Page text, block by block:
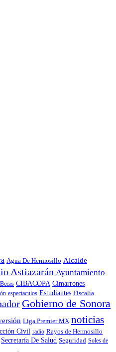
Agua De Hermosillo Alcalde
Astiazarán Ayuntamiento
Becas CIBACOPA Cimarrones
espectaculos Estudiantes Fiscalía
Gobierno de Sonora
Liga Premier MX noticias
Civil radio Rayos de Hermosillo
Secretaría De Salud Seguridad Soles de